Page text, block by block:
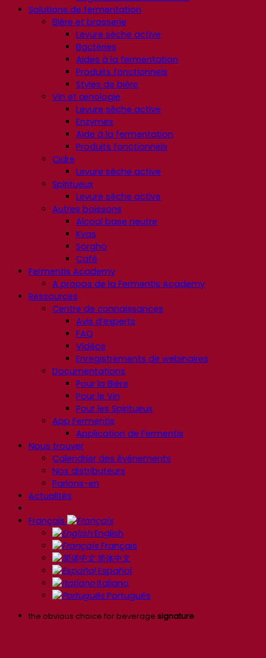
Solutions de fermentation
Bière et brasserie
Levure sèche active
Bactéries
Aides à la fermentation
Produits fonctionnels
Styles de bière
Vin et œnologie
Levure sèche active
Enzymes
Aide à la fermentation
Produits fonctionnels
Cidre
Levure sèche active
Spiritueux
Levure sèche active
Autres boissons
Alcool base neutre
Kvas
Sorgho
Café
Fermentis Academy
A propos de la Fermentis Academy
Ressources
Centre de connaissances
Avis d’experts
FAQ
Vidéos
Enregistrements de webinaires
Documentations
Pour la Bière
Pour le Vin
Pour les Spiritueux
App Fermentis
Application de Fermentis
Nous trouver
Calendrier des événements
Nos distributeurs
Parlons-en
Actualités
Français
English
Français
简体中文
Español
Italiano
Português
the obvious choice for beverage signature